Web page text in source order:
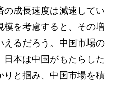
成長速度は減速してい
模を考慮すると、その増
えるだろう。中国市場の
本は中国がもたらした
りと掴み、中国市場を積